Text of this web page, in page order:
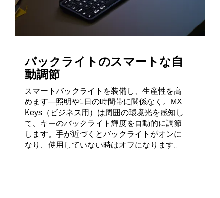
バックライトのスマートな自
動調節
スマートバックライトを装備し、生産性を高
めます—照明や1日の時間帯に関係なく。MX
Keys（ビジネス用）は周囲の環境光を感知し
て、キーのバックライト輝度を自動的に調節
します。手が近づくとバックライトがオンに
なり、使用していない時はオフになります。